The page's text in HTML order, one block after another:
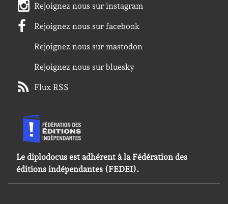
Rejoignez nous sur instagram
Rejoignez nous sur facebook
Rejoignez nous sur mastodon
Rejoignez nous sur bluesky
Flux RSS
Le diplodocus est adhérent à la Fédération des
éditions indépendantes (FEDEI).